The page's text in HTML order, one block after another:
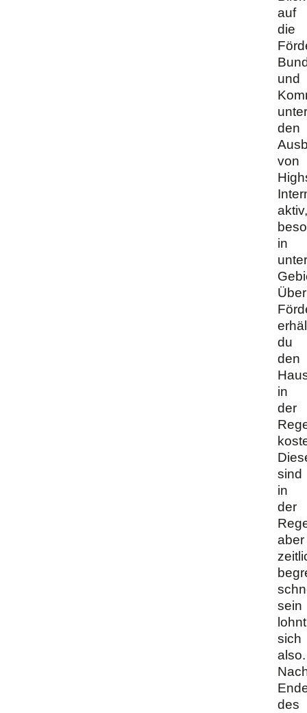
auf
die
und
den
von
aktiv,
in
Über
du
den
in
der
sind
in
der
aber
sein
lohnt
sich
also.
des